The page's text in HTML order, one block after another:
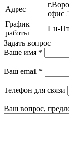
Адрес
офис
График
работы
Пн-Пт
Задать вопрос
Ваше имя *
Ваш email *
Телефон для связи
Ваш вопрос,